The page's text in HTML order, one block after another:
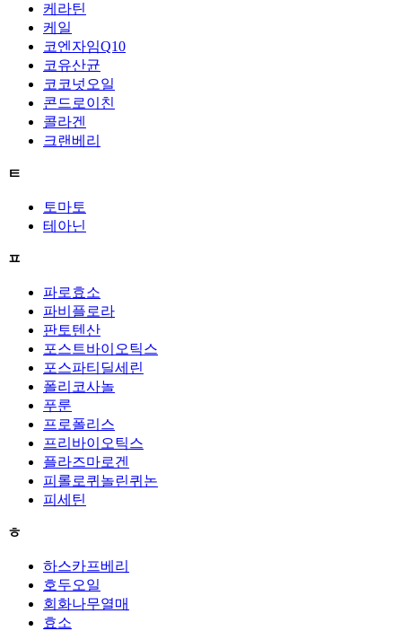
케라틴
케일
코엔자임Q10
코유산균
코코넛오일
콘드로이친
콜라겐
크랜베리
ㅌ
토마토
테아닌
ㅍ
파로효소
파비플로라
판토텐산
포스트바이오틱스
포스파티딜세린
폴리코사놀
푸룬
프로폴리스
프리바이오틱스
플라즈마로겐
피롤로퀴놀린퀴논
피세틴
ㅎ
하스카프베리
호두오일
회화나무열매
효소